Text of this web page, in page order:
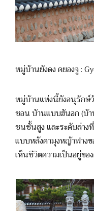
หมู่บ้านยังดง คยองจู :
หมู่บ้านแห่งนี้ยังอนุรักษ์
ซอน บ้านแบบฮันอก (บ้า
ชนชั้นสูง และระดับล่าง
แบบหลังคามุงหญ้าฟาง
เห็นชีวิตความเป็นอยู่ข